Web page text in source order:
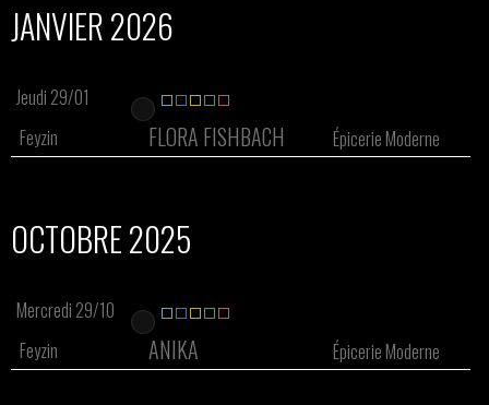
JANVIER 2026
Jeudi 29/01
Feyzin
FLORA FISHBACH Épicerie Moderne
OCTOBRE 2025
Mercredi 29/10
Feyzin
ANIKA Épicerie Moderne